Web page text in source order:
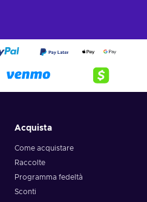
Acquista
Come acquistare
Raccolte
Programma fedeltà
Sconti